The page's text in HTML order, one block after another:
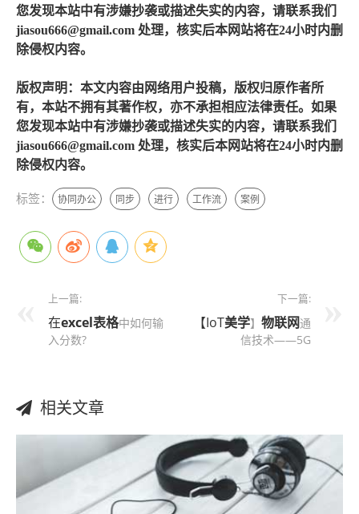
您发现本站中有涉嫌抄袭或描述失实的内容，请联系我们
jiasou666@gmail.com 处理，核实后本网站将在24小时内删
除侵权内容。
版权声明：本文内容由网络用户投稿，版权归原作者所
有，本站不拥有其著作权，亦不承担相应法律责任。如果
您发现本站中有涉嫌抄袭或描述失实的内容，请联系我们
jiasou666@gmail.com 处理，核实后本网站将在24小时内删
除侵权内容。
标签： 协同办公 同步 进行 工作流 案例
上一篇:
在excel表格中如何输
入分数?
下一篇:
【IoT美学】 物联网通
信技术——5G
相关文章